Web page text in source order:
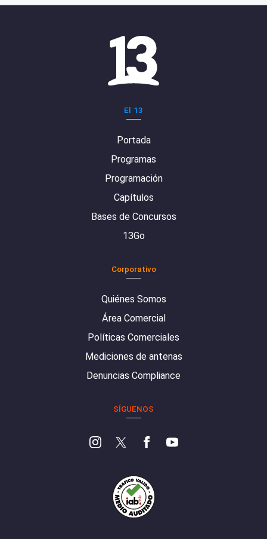
El 13
Portada
Programas
Programación
Capítulos
Bases de Concursos
13Go
Corporativo
Quiénes Somos
Área Comercial
Políticas Comerciales
Mediciones de antenas
Denuncias Compliance
SÍGUENOS